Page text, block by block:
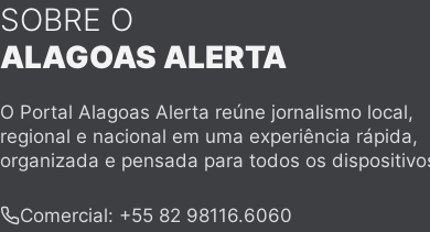
SOBRE O
ALAGOAS ALERTA
O Portal Alagoas Alerta reúne jornalismo local,
regional e nacional em uma experiência rápida,
organizada e pensada para todos os
Comercial: +55 82 98116.6060